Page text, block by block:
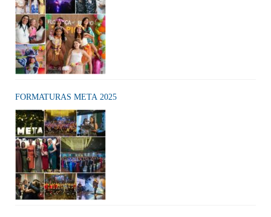
FORMATURAS META 2025